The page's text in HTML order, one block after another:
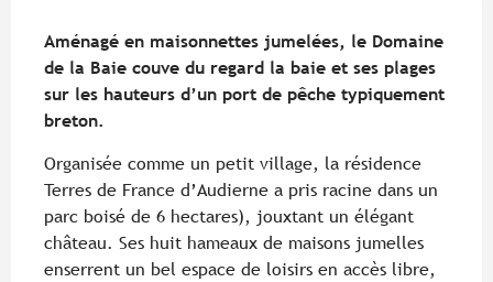
Aménagé en maisonnettes jumelées, le Domaine
de la Baie couve du regard la baie et ses plages
sur les hauteurs d’un port de pêche typiquement
breton.
Organisée comme un petit village, la résidence
Terres de France d’Audierne a pris racine dans un
parc boisé de 6 hectares), jouxtant un élégant
château. Ses huit hameaux de maisons jumelles
enserrent un bel espace de loisirs en accès libre,